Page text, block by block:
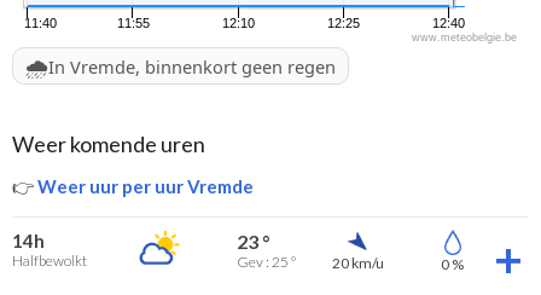
11:40 11:55 12:10 12:25 12:40
www.meteobelgie.be
🌧️In Vremde, binnenkort geen regen
Weer komende uren
👉Weer uur per uur Vremde
14h
Halfbewolkt
23 °
Gev : 25 ° 20 km/u 0 %